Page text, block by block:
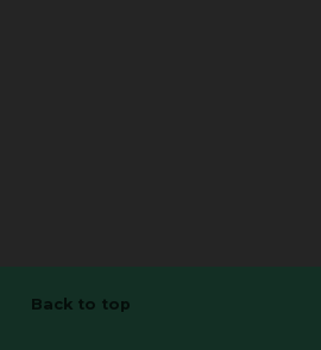
Back to top